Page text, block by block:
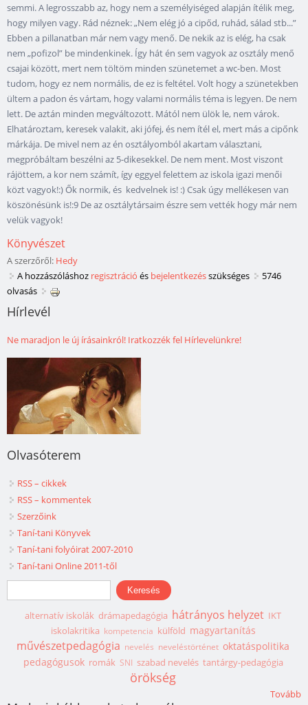
semmi. A legrosszabb az, hogy nem a személyiséged alapján ítélik meg,
hogy milyen vagy. Rád néznek: „Nem elég jó a cipőd, ruhád, sálad stb...”
Ebben a pillanatban már nem vagy menő. De nekik az is elég, ha csak
nem „pofizol” be mindenkinek. Így hát én sem vagyok az osztály menő
csajai között, mert nem töltöm minden szünetemet a wc-ben. Most
tudom, hogy ez nem normális, de ez is feltétel. Volt hogy a szünetekben
ültem a padon és vártam, hogy valami normális téma is legyen. De nem
lett. De aztán minden megváltozott. Mától nem ülök le, nem várok.
Elhatároztam, keresek valakit, aki jófej, és nem ítél el, mert más a cipőnk
márkája. De mivel nem az én osztályomból akartam választani,
megpróbáltam beszélni az 5-dikesekkel. De nem ment. Most viszont
rájöttem, a kor nem számít, így eggyel felettem az iskola igazi menői
közt vagyok!:) Ők normik, és kedvelnek is! :) Csak úgy mellékesen van
köszönésünk is!:9 De az osztálytársaim észre sem vették hogy már nem
velük vagyok!
Könyvészet
A szerzőről: Hedy
A hozzászóláshoz regisztráció és bejelentkezésszükséges
5746
olvasás
Hírlevél
Ne maradjon le új írásainkról! Iratkozzék fel Hírlevelünkre!
Olvasóterem
RSS – cikkek
RSS – kommentek
Szerzőink
Taní-tani Könyvek
Taní-tani folyóirat 2007-2010
Taní-tani Online 2011-től
Keresés űrlap
Keresés
alternatív iskolák drámapedagógia hátrányos helyzet IKT
iskolakritika kompetencia külföld magyartanítás
művészetpedagógia nevelés neveléstörténet oktatáspolitika
pedagógusok romák SNI szabad nevelés tantárgy-pedagógia
örökség
Tovább